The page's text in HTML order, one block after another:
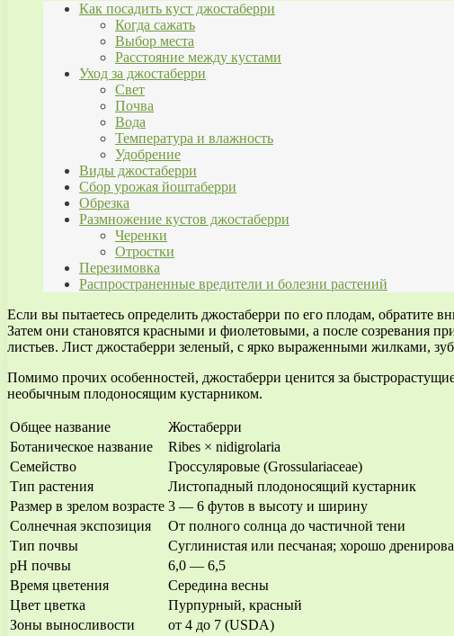
Как посадить куст джостаберри
Когда сажать
Выбор места
Расстояние между кустами
Уход за джостаберри
Свет
Почва
Вода
Температура и влажность
Удобрение
Виды джостаберри
Сбор урожая йоштаберри
Обрезка
Размножение кустов джостаберри
Черенки
Отростки
Перезимовка
Распространенные вредители и болезни растений
Если вы пытаетесь определить джостаберри по его плодам, обратите
Затем они становятся красными и фиолетовыми, а после созревания
листьев. Лист джостаберри зеленый, с ярко выраженными жилками,
Помимо прочих особенностей, джостаберри ценится за
необычным плодоносящим кустарником.
Общее название
Жостаберри
Ботаническое название
Ribes × nidigrolaria
Семейство
Гроссуляровые (Grossulariaceae)
Тип растения
Листопадный плодоносящий кустарник
Размер в зрелом возрасте 3 — 6 футов в высоту и ширину
Солнечная экспозиция
От полного солнца до частичной тени
Тип почвы
Суглинистая или песчаная; хорошо
pH почвы
6,0 — 6,5
Время цветения
Середина весны
Цвет цветка
Пурпурный, красный
Зоны выносливости
от 4 до 7 (USDA)